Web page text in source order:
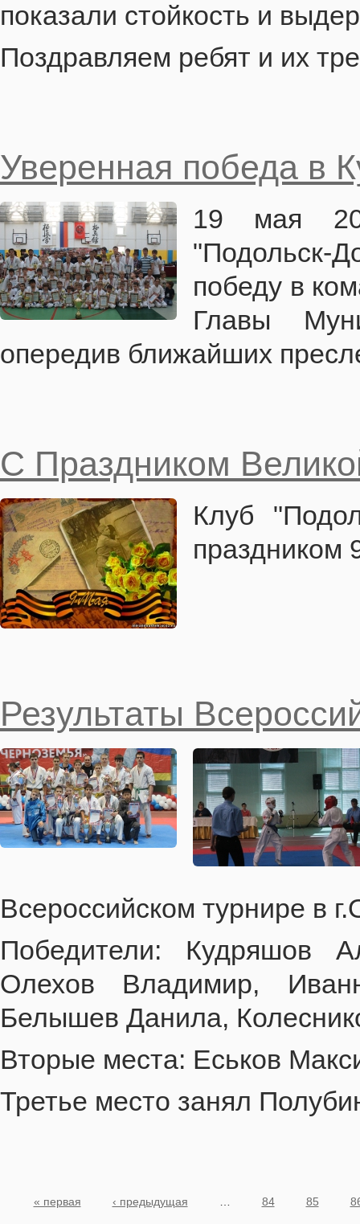
показали стойкость и
Поздравляем ребят и их
Уверенная победа в
19 мая
победу в
Главы
опередив ближайших
С Праздником
Клуб
праздником
Результаты
Всероссийском турнире в
Победители: Кудряшов
Олехов Владимир,
Белышев Данила,
Вторые места: Еськов
Третье место занял
Страницы
« первая ‹ предыдущая 84 85